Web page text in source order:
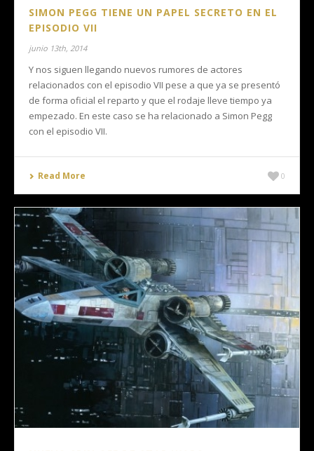
SIMON PEGG TIENE UN PAPEL SECRETO EN EL
EPISODIO VII
junio 13th, 2014
Y nos siguen llegando nuevos rumores de actores
relacionados con el episodio VII pese a que ya se presentó
de forma oficial el reparto y que el rodaje lleve tiempo ya
empezado. En este caso se ha relacionado a Simon Pegg
con el episodio VII.
Read More 0